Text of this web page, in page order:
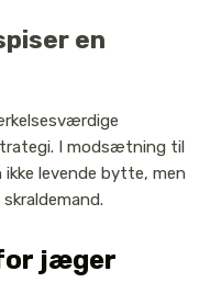
en
I modsætning til
levende bytte, men
jæger